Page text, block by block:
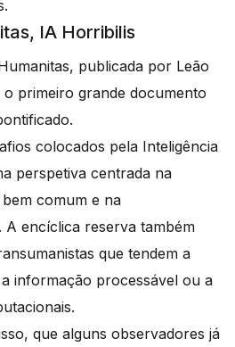
IA Horribilis
publicada por Leão
primeiro grande documento
colocados pela Inteligência
perspetiva centrada na
comum e na
A encíclica reserva também
que tendem a
informação processável ou a
que alguns observadores já